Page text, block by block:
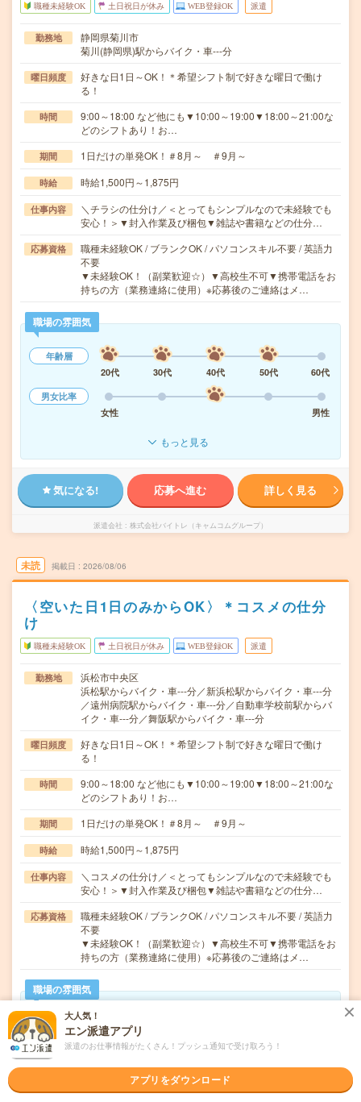
職種未経験OK 土日祝日が休み WEB登録OK 派遣
勤務地
静岡県菊川市
菊川(静岡県)駅からバイク・車---分
曜日頻度
好きな日1日～OK！＊希望シフト制で好きな曜日で働け
る！
時間
9:00～18:00 など他にも▼10:00～19:00▼18:00～21:00な
どのシフトあり！お…
期間 1日だけの単発OK！＃8月～ ＃9月～
時給 時給1,500円～1,875円
仕事内容
＼チラシの仕分け／＜とってもシンプルなので未経験でも
安心！＞▼封入作業及び梱包▼雑誌や書籍などの仕分…
応募資格
職種未経験OK / ブランクOK / パソコンスキル不要 / 英語力
不要
▼未経験OK！（副業歓迎☆）▼高校生不可▼携帯電話をお
持ちの方（業務連絡に使用）※応募後のご連絡はメ…
職場の雰囲気
年齢層
20代
30代 40代 50代
60代
男女比率
女性
男性
もっと見る
気になる! 応募へ進む 詳しく見る
派遣会社 株式会社バイトレ（キャムコムグループ）
未読 掲載日 2026/08/06
〈空いた日1日のみからOK〉＊コスメの仕分
け
職種未経験OK 土日祝日が休み WEB登録OK 派遣
勤務地
浜松市中央区
浜松駅からバイク・車---分／新浜松駅からバイク・車---分
／遠州病院駅からバイク・車---分／自動車学校前駅からバ
イク・車---分／舞阪駅からバイク・車---分
曜日頻度
好きな日1日～OK！＊希望シフト制で好きな曜日で働け
る！
時間
9:00～18:00 など他にも▼10:00～19:00▼18:00～21:00な
どのシフトあり！お…
期間 1日だけの単発OK！＃8月～ ＃9月～
時給 時給1,500円～1,875円
仕事内容
＼コスメの仕分け／＜とってもシンプルなので未経験でも
安心！＞▼封入作業及び梱包▼雑誌や書籍などの仕分…
応募資格
職種未経験OK / ブランクOK / パソコンスキル不要 / 英語力
不要
▼未経験OK！（副業歓迎☆）▼高校生不可▼携帯電話をお
持ちの方（業務連絡に使用）※応募後のご連絡はメ…
職場の雰囲気
年齢層
20代
40代 50代
大人気！
エン派遣アプリ
派遣のお仕事情報がたくさん！プッシュ通知で受け取ろう！
アプリをダウンロード